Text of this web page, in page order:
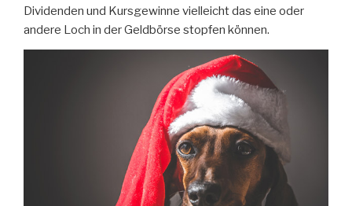
Dividenden und Kursgewinne vielleicht das eine oder
andere Loch in derGeldbörse stopfen können.